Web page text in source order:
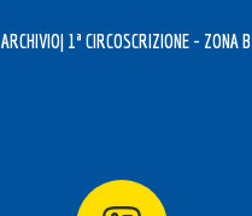
ARCHIVIO| 1ª CIRCOSCRIZIONE - ZONA B